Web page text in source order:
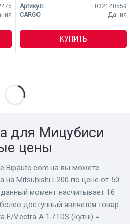
Артикул:
F032140559
CARGO
Дания
КУПИТЬ
для Мицубиси
цены
Bіpauto.com.ua вы можете
на Mitsubishi L200 по цене от 50
момент насчитывает 16
доступный является товар
F/Vectra A 1.7TDS (кутні) =